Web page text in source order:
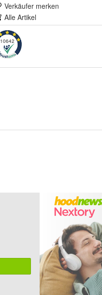
Verkäufer merken
Alle Artikel
10642